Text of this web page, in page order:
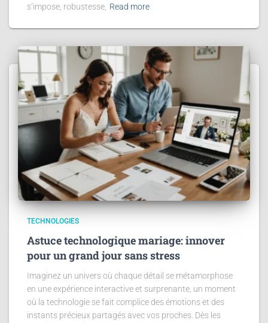
s’impose, robustesse, Read more
TECHNOLOGIES
Astuce technologique mariage: innover
pour un grand jour sans stress
Imaginez un univers où chaque détail se métamorphose
en une expérience interactive et surprenante, un moment
où la technologie se fait complice des émotions et des
instants précieux partagés avec vos proches. Dès les